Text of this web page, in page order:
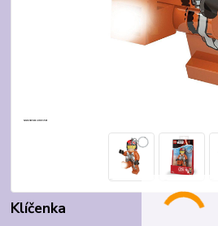
Klíčenka